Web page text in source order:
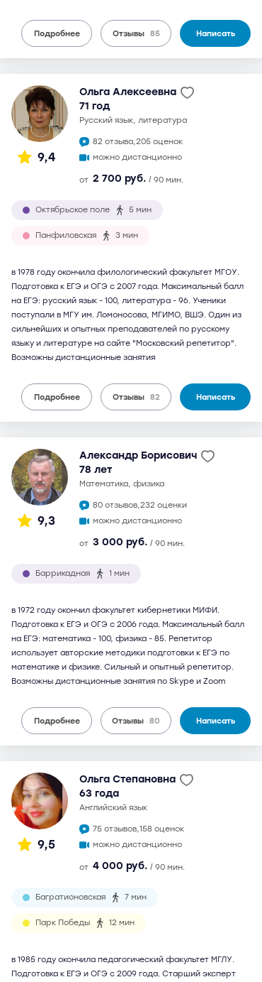
Подробнее Отзывы 85 Написать
9,4
Ольга Алексеевна
71 год
русский язык, литература
82 отзыва,205 оценок
можно дистанционно
от 2 700 руб. / 90 мин.
Октябрьское поле 5 мин
Панфиловская 3 мин
в 1978 году окончила филологический факультет МГОУ.
Подготовка к ЕГЭ и ОГЭ с 2007 года. Максимальный балл
на ЕГЭ: русский язык - 100, литература - 96. Ученики
поступали в МГУ им. Ломоносова, МГИМО, ВШЭ. Один из
сильнейших и опытных преподавателей по русскому
языку и литературе на сайте "Московский репетитор".
Возможны дистанционные занятия
Подробнее Отзывы 82 Написать
9,3
Александр Борисович
78 лет
математика, физика
80 отзывов,232 оценки
можно дистанционно
от 3 000 руб. / 90 мин.
Баррикадная 1 мин
в 1972 году окончил факультет кибернетики МИФИ.
Подготовка к ЕГЭ и ОГЭ с 2006 года. Максимальный балл
на ЕГЭ: математика - 100, физика - 85. Репетитор
использует авторские методики подготовки к ЕГЭ по
математике и физике. Сильный и опытный репетитор.
Возможны дистанционные занятия по Skype и Zoom
Подробнее Отзывы 80 Написать
9,5
Ольга Степановна
63 года
английский язык
75 отзывов,158 оценок
можно дистанционно
от 4 000 руб. / 90 мин.
Багратионовская 7 мин
Парк Победы 12 мин
в 1985 году окончила педагогический факультет МГЛУ.
Подготовка к ЕГЭ и ОГЭ с 2009 года. Старший эксперт